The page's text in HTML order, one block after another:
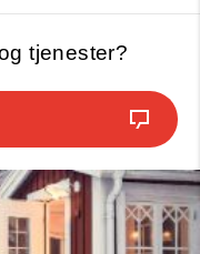
tjenester?